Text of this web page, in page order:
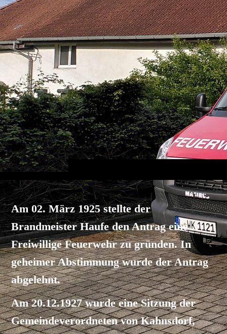
Am 02. März 1925 stellte der
Brandmeister Haufe den Antrag eine
Freiwillige Feuerwehr zu gründen. In
geheimer Abstimmung wurde der Antrag
abgelehnt.
Am 20.12.1927 wurde eine Sitzung der
Gemeindeverordneten von Kahnsdorf,